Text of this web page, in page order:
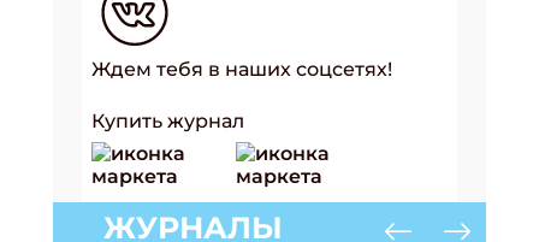
Ждем тебя в наших соцсетях!
Купить журнал
ЖУРНАЛЫ